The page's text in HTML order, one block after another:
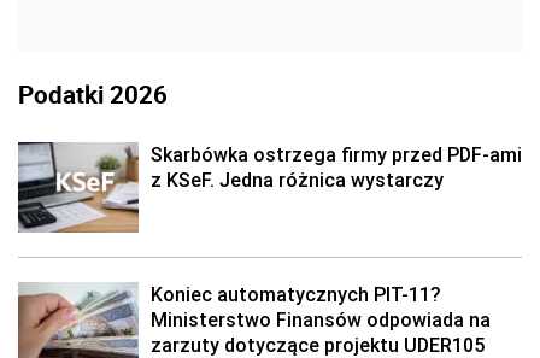
Podatki 2026
Skarbówka ostrzega firmy przed PDF-ami
z KSeF. Jedna różnica wystarczy
Koniec automatycznych PIT-11?
Ministerstwo Finansów odpowiada na
zarzuty dotyczące projektu UDER105